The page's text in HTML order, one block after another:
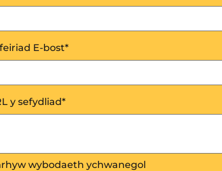
E-bost*
y sefydliad*
wybodaeth ychwanegol